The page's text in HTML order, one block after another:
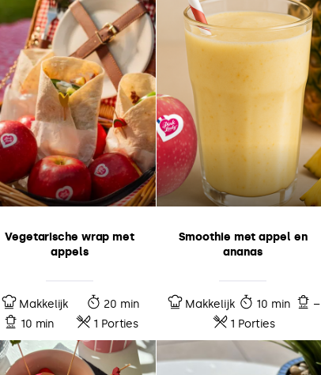
Vegetarische wrap met
appels
Makkelijk
20 min
10 min
1 Porties
Smoothie met appel en
ananas
Makkelijk 10 min
–
1 Porties